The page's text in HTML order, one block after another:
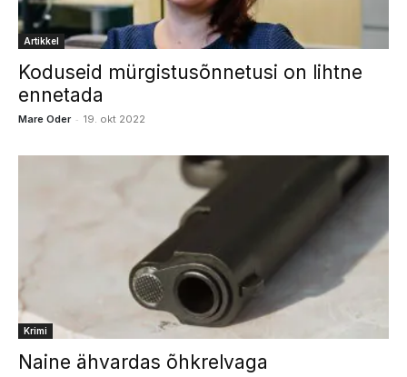
Artikkel
Koduseid mürgistusõnnetusi on lihtne
ennetada
Mare Oder - 19. okt 2022
Krimi
Naine ähvardas õhkrelvaga